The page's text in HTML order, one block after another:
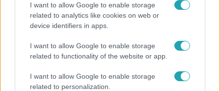
I want to allow Google to enable storage
related to analytics like cookies on web or
device identifiers in apps.
I want to allow Google to enable storage
related to functionality of the website or app.
I want to allow Google to enable storage
related to personalization.
„Ennél egy rákos daganat jobbindulatúbb” – mondta VV
Dani, miután az egyik páros durva szavakkal illette őt és
VV Melinát. A csalódott lány a történtek után sírva bújt el
a takarója alá.